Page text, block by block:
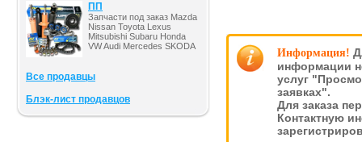
ПП
Запчасти под заказ Mazda
Nissan Toyota Lexus
Mitsubishi Subaru Honda
VW Audi Mercedes SKODA
Все продавцы
Блэк-лист продавцов
Информация!
информации
услуг
заявках".
Для заказа
Контактную